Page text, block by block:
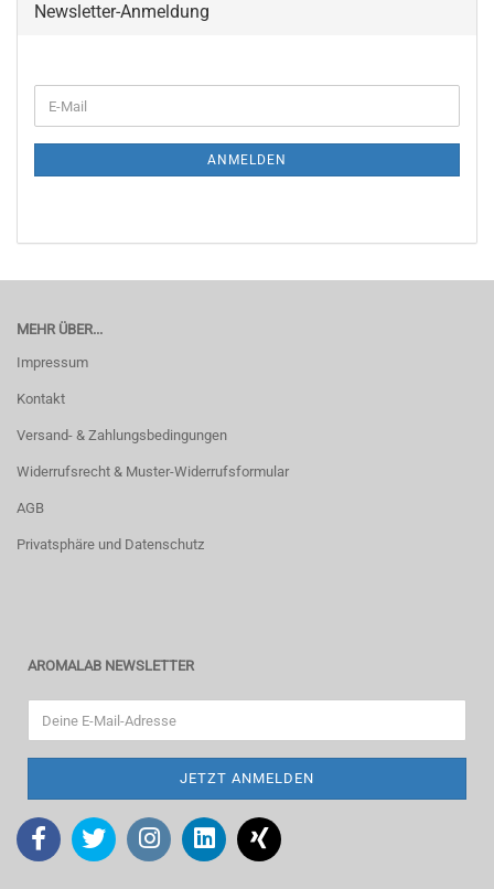
Newsletter-Anmeldung
ZUR
E-
Mail
ANMELDEN
MEHR ÜBER...
Impressum
Kontakt
Versand- & Zahlungsbedingungen
Widerrufsrecht & Muster-Widerrufsformular
AGB
Privatsphäre und Datenschutz
AROMALAB NEWSLETTER